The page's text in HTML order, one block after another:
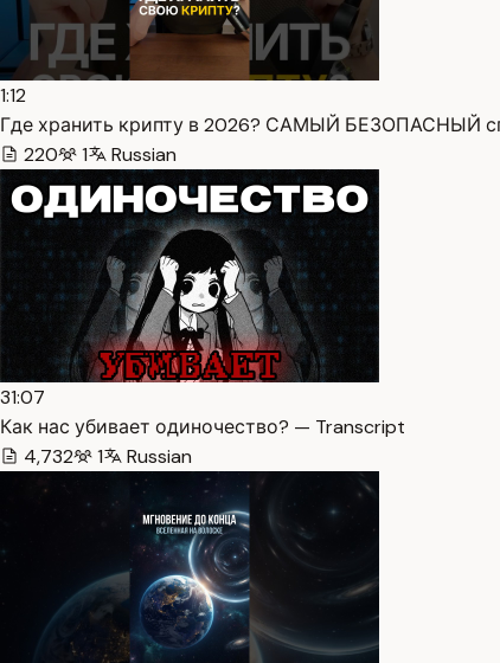
1:12
Где хранить крипту в 2026? САМЫЙ БЕЗОПАСНЫЙ
220
1 Russian
31:07
Как нас убивает одиночество? — Transcript
4,732
1 Russian